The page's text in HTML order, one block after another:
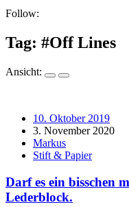
Follow:
Tag: #Off Lines
Ansicht:
10. Oktober 2019
3. November 2020
Markus
Stift & Papier
Darf es ein bisschen
Lederblock.